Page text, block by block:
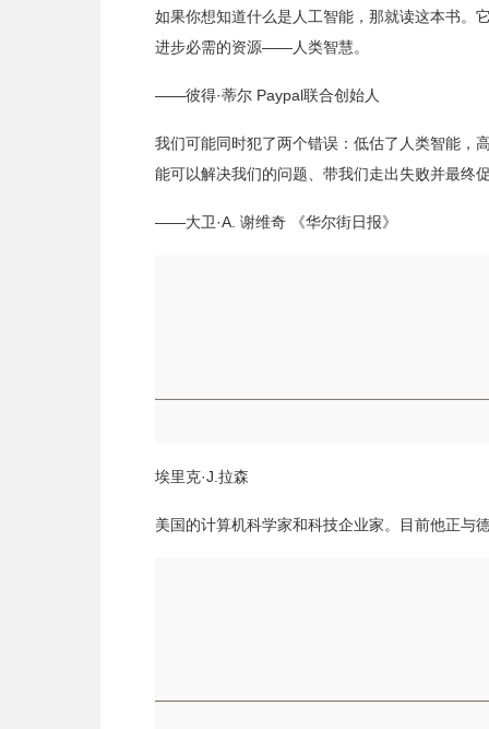
如果你想知道什么是人工智能，那就读这本书。
进步必需的资源——人类智慧。
——彼得·蒂尔 Paypal联合创始人
我们可能同时犯了两个错误：低估了人类智能，
能可以解决我们的问题、带我们走出失败并最终
——大卫·A. 谢维奇 《华尔街日报》
埃里克·J.拉森
美国的计算机科学家和科技企业家。目前他正与